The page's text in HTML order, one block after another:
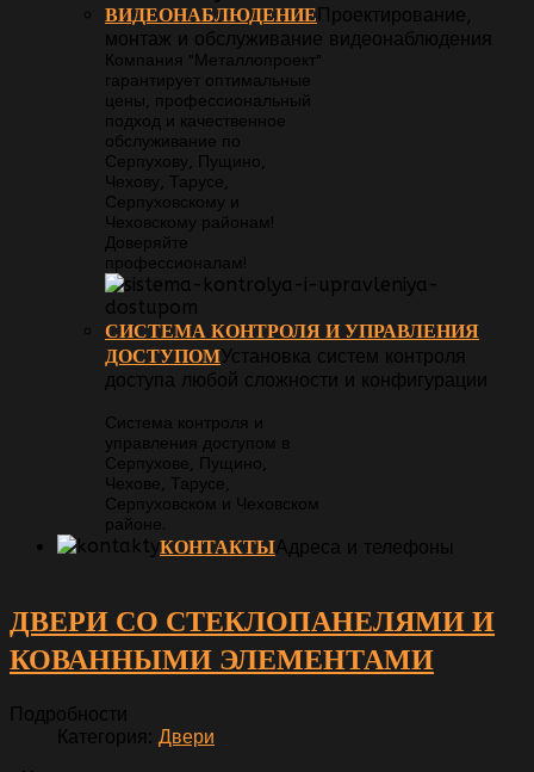
ВИДЕОНАБЛЮДЕНИЕПроектирование,
монтаж и обслуживание видеонаблюдения
Компания "Металлопроект"
гарантирует оптимальные
цены, профессиональный
подход и качественное
обслуживание по
Серпухову, Пущино,
Чехову, Тарусе,
Серпуховскому и
Чеховскому районам!
Доверяйте
профессионалам!
СИСТЕМА КОНТРОЛЯ И УПРАВЛЕНИЯ
ДОСТУПОМУстановка систем контроля
доступа любой сложности и конфигурации
Система контроля и
управления доступом в
Серпухове, Пущино,
Чехове, Тарусе,
Серпуховском и Чеховском
районе.
КОНТАКТЫАдреса и телефоны
ДВЕРИ СО СТЕКЛОПАНЕЛЯМИ И
КОВАННЫМИ ЭЛЕМЕНТАМИ
Подробности
Категория: Двери